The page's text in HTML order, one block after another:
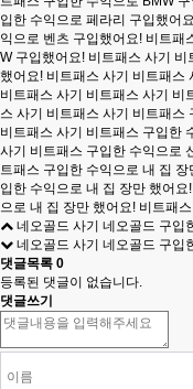
네오골드 사기 네오골드 구입
네오골드 사기 네오골드 구입
댓글목록 0
등록된 댓글이 없습니다.
댓글쓰기